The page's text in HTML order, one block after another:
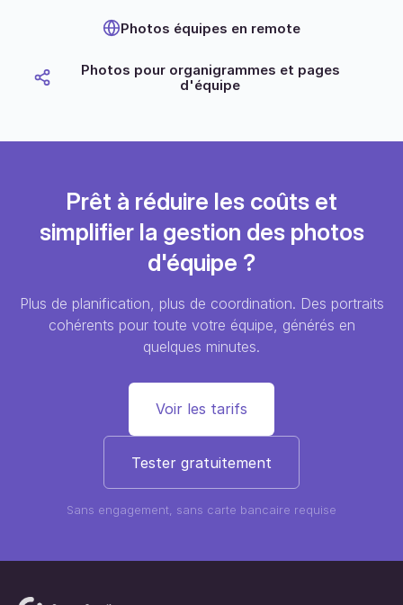
Photos équipes en remote
Photos pour organigrammes et pages
d'équipe
Prêt à réduire les coûts et
simplifier la gestion des photos
d'équipe ?
Plus de planification, plus de coordination. Des portraits
cohérents pour toute votre équipe, générés en
quelques minutes.
Voir les tarifs
Tester gratuitement
Sans engagement, sans carte bancaire requise